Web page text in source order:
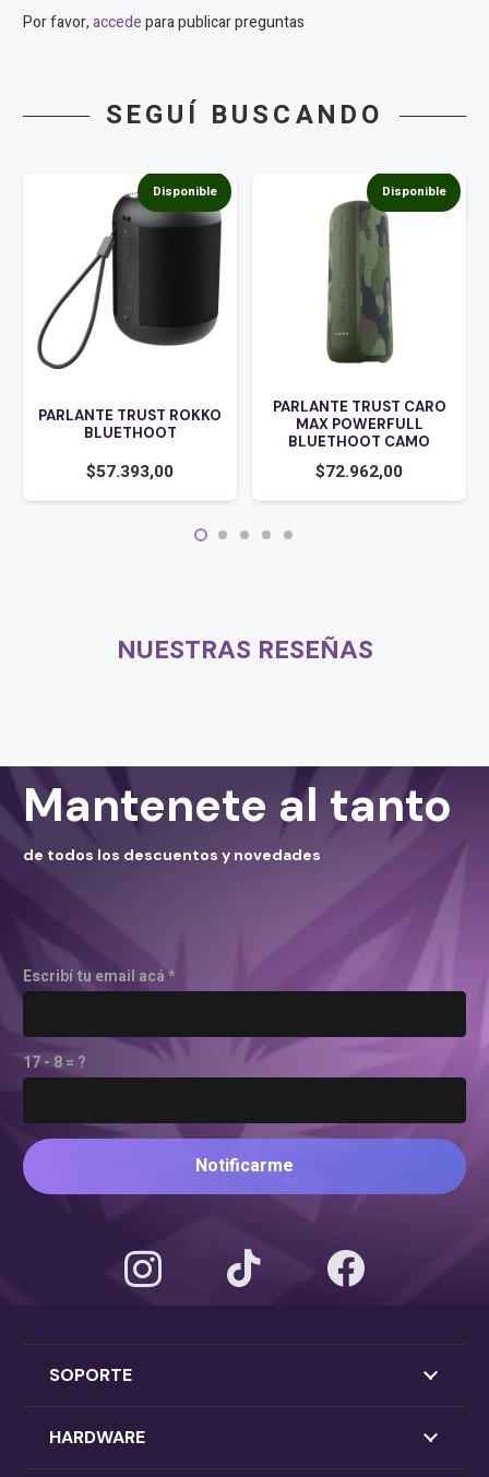
Por favor,accedepara publicar preguntas
SEGUÍ BUSCANDO
Disponible
PARLANTE TRUST ROKKO
BLUETHOOT
$57.393,00
Disponible
PARLANTE TRUST CARO
MAX POWERFULL
BLUETHOOT CAMO
$72.962,00
NUESTRAS RESEÑAS
Mantenete al tanto
de todos los descuentos y novedades
Escribí tu email acá *
17 - 8 = ?
Notificarme
SOPORTE
HARDWARE